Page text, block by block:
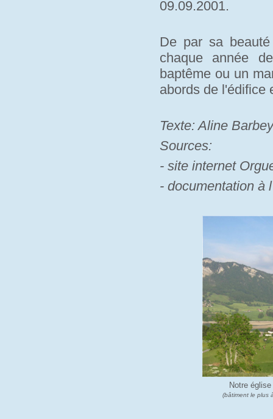
09.09.2001.
De par sa
chaque année
baptême ou un
abords de l'édifice
Texte: Aline Barbey
Sources:
- site internet
- documentation à
Notre
(bâtiment le plus